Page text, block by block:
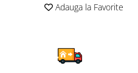
Ulei de corp copii
Arme de jucarie
Adauga la Favorite